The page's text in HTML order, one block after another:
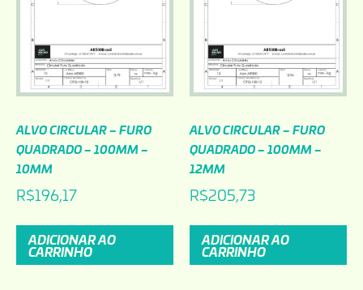
ALVO CIRCULAR – FURO
QUADRADO – 100MM –
10MM
R$196,17
ADICIONAR AO
CARRINHO
ALVO CIRCULAR – FURO
QUADRADO – 100MM –
12MM
R$205,73
ADICIONAR AO
CARRINHO